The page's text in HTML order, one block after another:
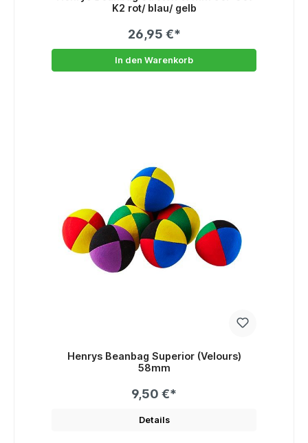
K2 rot/ blau/ gelb
26,95 €*
In den Warenkorb
Henrys Beanbag Superior (Velours)
58mm
9,50 €*
Details